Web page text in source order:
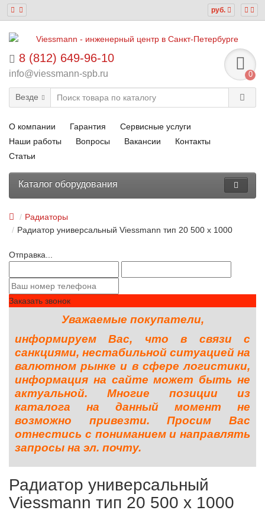
руб.
8 (812) 649-96-10
info@viessmann-spb.ru 0
Везде
О компании Гарантия
Сервисные услуги
Наши работы
Вопросы Вакансии
Контакты
Статьи
Каталог оборудования
Радиаторы
Радиатор универсальный Viessmann тип 20 500 x 1000
Отправка...
Заказать звонок
Уважаемые покупатели,
информируем Вас, что в связи с
санкциями, нестабильной ситуацией на
валютном рынке и в сфере логистики,
информация на сайте может быть не
актуальной. Многие позиции из
каталога на данный момент не
возможно привезти. Просим Вас
отнестись с пониманием и направлять
запросы на эл. почту.
Радиатор универсальный
Viessmann тип 20 500 x 1000